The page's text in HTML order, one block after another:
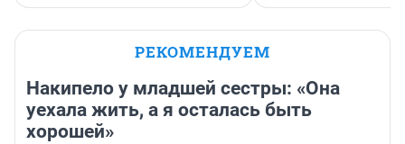
РЕКОМЕНДУЕМ
Накипело у младшей сестры: «Она
уехала жить, а я осталась быть
хорошей»